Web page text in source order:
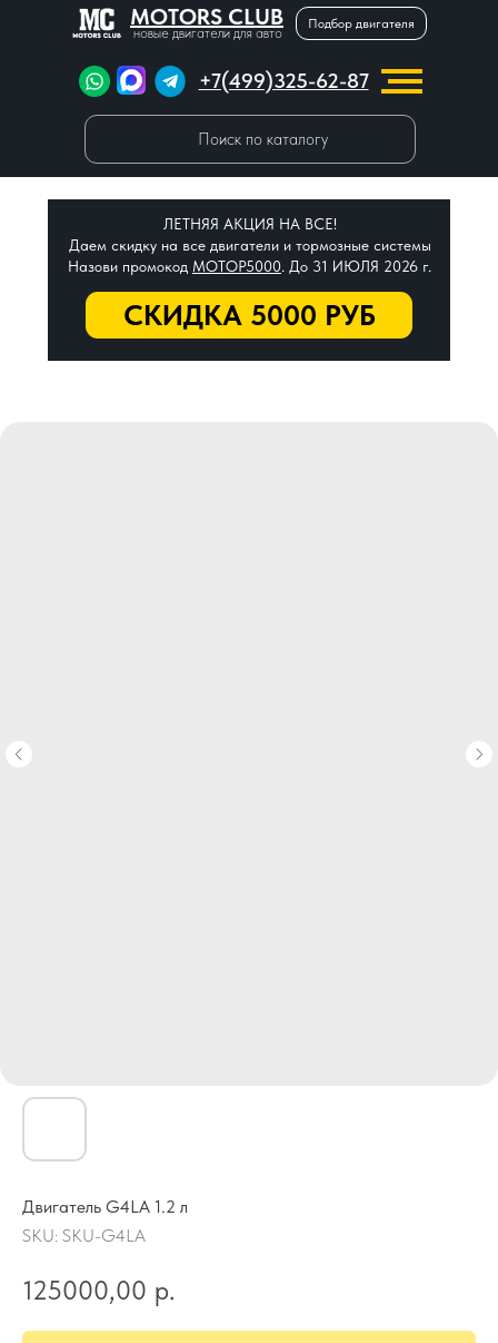
MOTORS CLUB
новые двигатели для авто
Подбор двигателя
+7(499)325-62-87
Поиск по каталогу
СКИДКА 5000 РУБ
ЛЕТНЯЯ АКЦИЯ НА ВСЕ!
Даем скидку на все двигатели и тормозные системы
Назови промокод МОТОР5000. До 31 ИЮЛЯ 2026 г.
Двигатель G4LA 1.2 л
SKU: SKU-G4LA
125000,00 р.